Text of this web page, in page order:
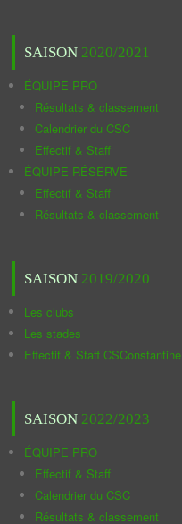
SAISON 2020/2021
ÉQUIPE PRO
Résultats & classement
Calendrier du CSC
Effectif & Staff
ÉQUIPE RÉSERVE
Effectif & Staff
Résultats & classement
SAISON 2019/2020
Les clubs
Les stades
Effectif & Staff CSConstantine
SAISON 2022/2023
ÉQUIPE PRO
Effectif & Staff
Calendrier du CSC
Résultats & classement